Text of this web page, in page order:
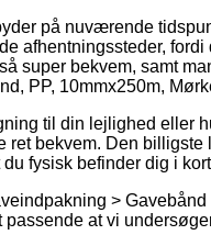
på nuværende
afhentningssteder, fordi
super bekvem, samt
PP, 10mmx250m,
til din lejlighed eller
ret bekvem. Den
fysisk befinder dig i
>
at vi